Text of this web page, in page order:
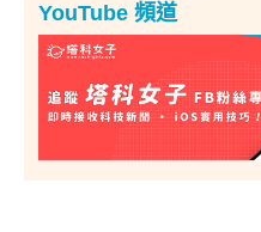
YouTube 頻道